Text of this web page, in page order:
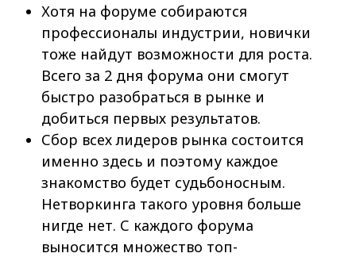
Хотя на форуме собираются
профессионалы индустрии, новички
тоже найдут возможности для роста.
Всего за 2 дня форума они смогут
быстро разобраться в рынке и
добиться первых результатов.
Сбор всех лидеров рынка состоится
именно здесь и поэтому каждое
знакомство будет судьбоносным.
Нетворкинга такого уровня больше
нигде нет. С каждого форума
выносится множество топ-